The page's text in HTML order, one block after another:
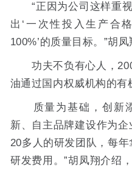
“正因为公司这样重视
出‘一次性投入生产合
100%’的质量目标。”胡凤
功夫不负有心人，
油通过国内权威机构的有
质量为基础，创新添
新、自主品牌建设作为
20多人的研发团队，每
研发费用。”胡凤翔介绍